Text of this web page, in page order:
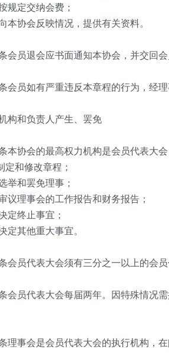
定交纳会费；
协会反映情况，提供有关资料。
退会应书面通知本协会，并交回会
员如有严重违反本章程的行为，经理
构和负责人产生、罢免
协会的最高权力机构是会员代表大会
和修改章程；
和罢免理事；
理事会的工作报告和财务报告；
终止事宜；
其他重大事宜。
代表大会须有三分之一以上的会员
员代表大会每届两年。因特殊情况需
事会是会员代表大会的执行机构，在